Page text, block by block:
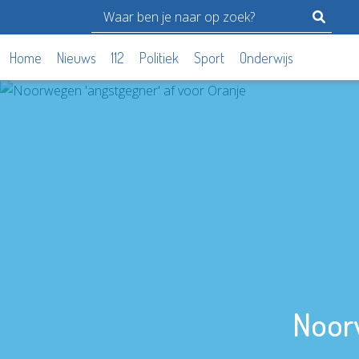
Home Nieuws 112 Politiek Sport Onderwijs